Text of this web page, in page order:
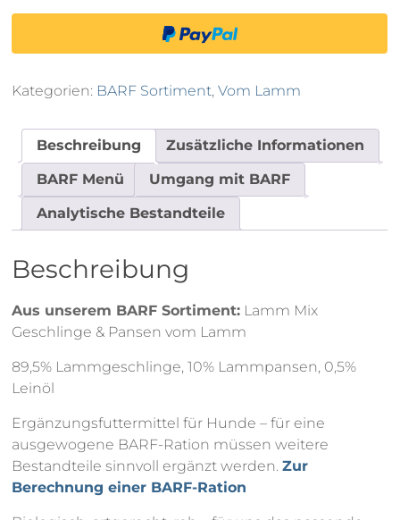
Menge
Kategorien: BARF Sortiment,Vom Lamm
Beschreibung
Zusätzliche Informationen
BARF Menü
Umgang mit BARF
Analytische Bestandteile
Beschreibung
Aus unserem BARF Sortiment: Lamm Mix
Geschlinge & Pansen vom Lamm
89,5% Lammgeschlinge, 10% Lammpansen, 0,5%
Leinöl
Ergänzungsfuttermittel für Hunde – für eine
ausgewogene BARF-Ration müssen weitere
Bestandteile sinnvoll ergänzt werden.Zur
Berechnung einer BARF-Ration